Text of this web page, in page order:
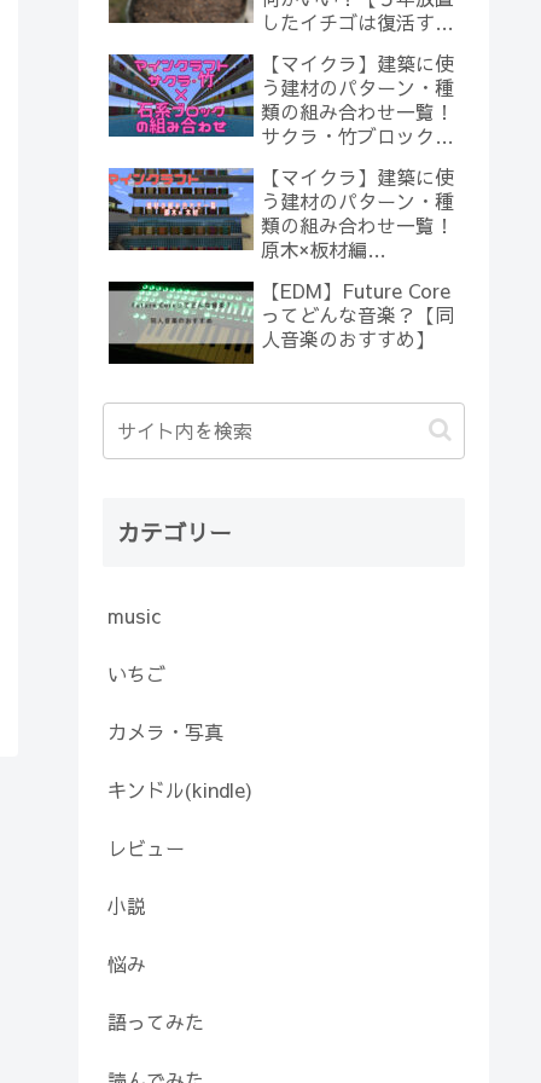
したイチゴは復活する
【マイクラ】建築に使
う建材のパターン・種
類の組み合わせ一覧！
サクラ・竹ブロック×
【Minecraft】
【マイクラ】建築に使
う建材のパターン・種
類の組み合わせ一覧！
原木×板材編
【EDM】Future Core
ってどんな音楽？【同
人音楽のおすすめ】
カテゴリー
music
いちご
カメラ・写真
キンドル(kindle)
レビュー
小説
悩み
語ってみた